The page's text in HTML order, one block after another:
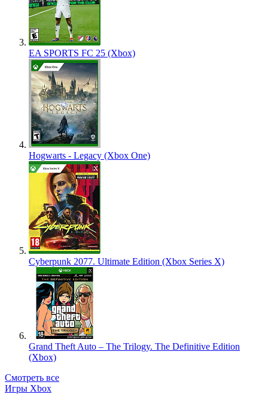
EA SPORTS FC 25 (Xbox)
Hogwarts - Legacy (Xbox One)
Cyberpunk 2077. Ultimate Edition (Xbox Series X)
Grand Theft Auto – The Trilogy. The Definitive Edition
(Xbox)
Смотреть все
Игры Xbox